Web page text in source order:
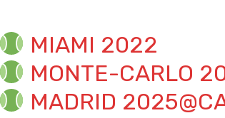
MIAMI 2022
MONTE-CARLO
MADRID 2025